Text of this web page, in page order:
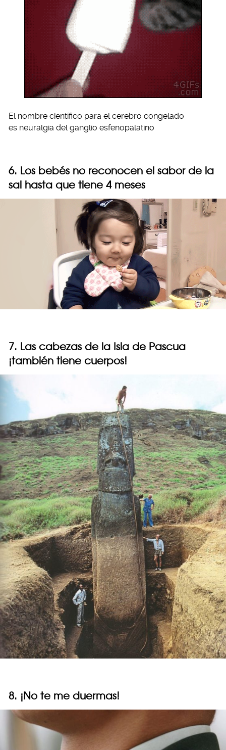
El nombre científico para el cerebro congelado
es neuralgia del ganglio esfenopalatino
6. Los bebés no reconocen el sabor de la
sal hasta que tiene 4 meses
7. Las cabezas de la Isla de Pascua
¡también tiene cuerpos!
8. ¡No te me duermas!